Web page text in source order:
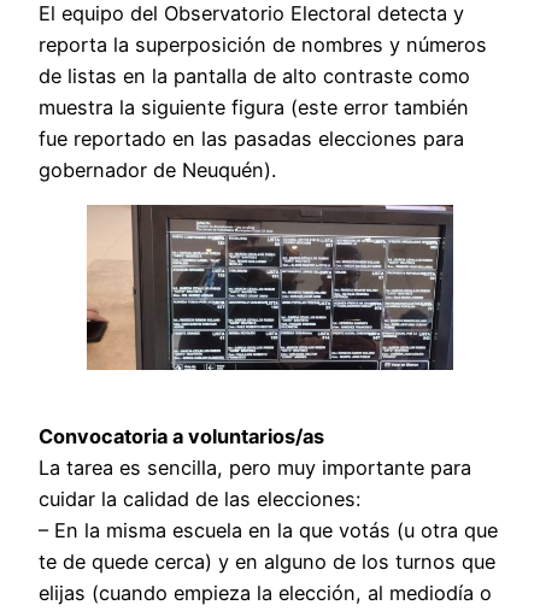
El equipo del Observatorio Electoral detecta y
reporta la superposición de nombres y números
de listas en la pantalla de alto contraste como
muestra la siguiente figura (este error también
fue reportado en las pasadas elecciones para
gobernador de Neuquén).
Convocatoria a voluntarios/as
La tarea es sencilla, pero muy importante para
cuidar la calidad de las elecciones:
– En la misma escuela en la que votás (u otra que
te de quede cerca) y en alguno de los turnos que
elijas (cuando empieza la elección, al mediodía o